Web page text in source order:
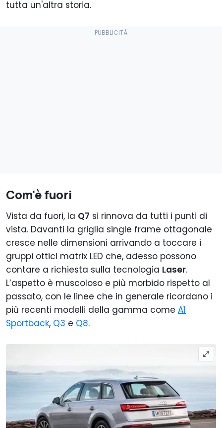
tutta un'altra storia.
Com'è fuori
Vista da fuori, la Q7 si rinnova da tutti i punti di
vista. Davanti la griglia single frame ottagonale
cresce nelle dimensioni arrivando a toccare i
gruppi ottici matrix LED che, adesso possono
contare a richiesta sulla tecnologia Laser.
L’aspetto è muscoloso e più morbido rispetto al
passato, con le linee che in generale ricordano i
più recenti modelli della gamma come A1
Sportback, Q3 e Q8.